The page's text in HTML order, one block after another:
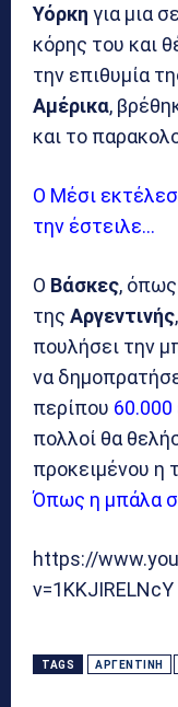
Υόρκη για μια
κόρης του και
την επιθυμία
Αμέρικα,
και το
Ο Μέσι
την έστειλε…
Ο Βάσκες,
της Αργεντινής
πουλήσει την
να
περίπου
πολλοί θα
προκειμένου η
Όπως η μπάλα
https://
v=1KKJIRELNcY
TAGS ΑΡΓΕΝΤΙΝΉ